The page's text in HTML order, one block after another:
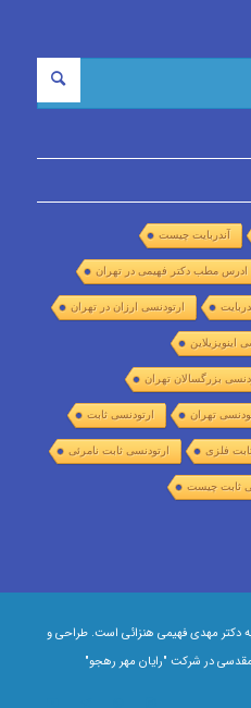
آندربایت چیست
ادرس مطب دکتر فهیمی در تهران
ارتودنسی ارزان در تهران
اینویزیلاین
بزرگسالان تهران
تهران ارتودنسی ثابت
فلزی ارتودنسی ثابت نامرئی
ثابت چیست
دکتر مهدی فهیمی هنزائی است. طراحی و
در شرکت "رایان مهر رهجو"